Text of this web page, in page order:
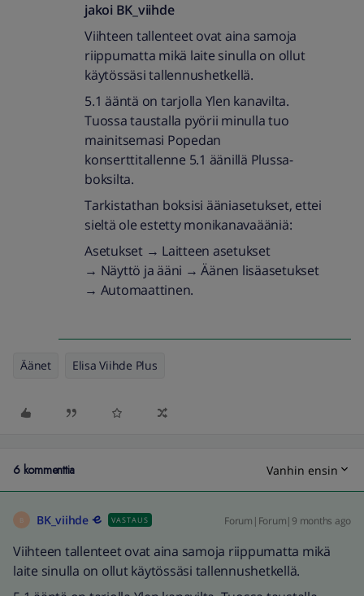
jakoi BK_viihde
Viihteen tallenteet ovat aina samoja
riippumatta mikä laite sinulla on ollut
käytössäsi tallennushetkellä.
5.1 ääntä on tarjolla Ylen kanavilta.
Tuossa taustalla pyörii minulla tuo
mainitsemasi Popedan
konserttitallenne 5.1 äänillä Plussa-
boksilta.
Tarkistathan boksisi ääniasetukset, ettei
sieltä ole estetty monikanavaääniä:
Asetukset → Laitteen asetukset
→ Näyttö ja ääni → Äänen lisäasetukset
→ Automaattinen.
Äänet Elisa Viihde Plus
6 kommenttia Vanhin ensin
B BK_viihde VASTAUS Forum|Forum|9 months ago
Viihteen tallenteet ovat aina samoja riippumatta mikä
laite sinulla on ollut käytössäsi tallennushetkellä.